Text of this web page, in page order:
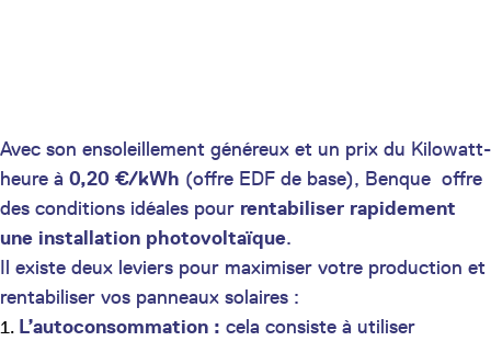
Avec son ensoleillement généreux et un prix du Kilowatt-
heure à 0,20 €/kWh (offre EDF de base), Benque offre
des conditions idéales pour rentabiliser rapidement
une installation photovoltaïque.
Il existe deux leviers pour maximiser votre production et
rentabiliser vos panneaux solaires :
L’autoconsommation : cela consiste à utiliser